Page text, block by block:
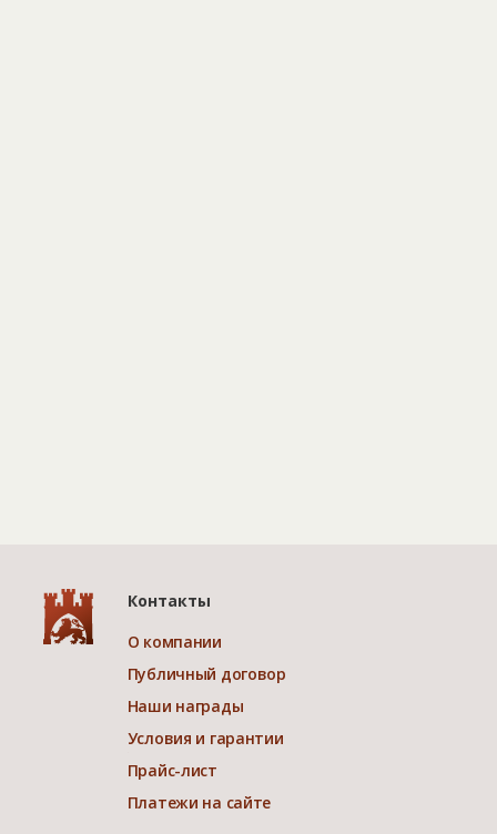
Контакты
О компании
Публичный договор
Наши награды
Условия и гарантии
Прайс-лист
Платежи на сайте